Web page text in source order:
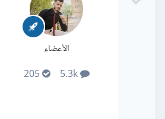
الأعضاء
5.3k
205